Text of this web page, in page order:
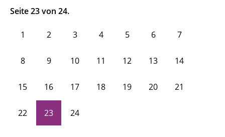
Seite 23 von 24.
1 2 3 4 5 6 7
8 9 10 11 12 13 14
15 16 17 18 19 20 21
22 23 24